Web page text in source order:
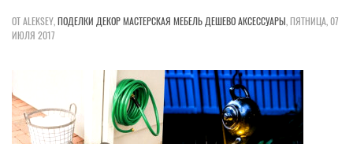
ОТ ALEKSEY,ПОДЕЛКИ ДЕКОРМАСТЕРСКАЯ МЕБЕЛЬ ДЕШЕВОАКСЕССУАРЫ,ПЯТНИЦА, 07
ИЮЛЯ 2017